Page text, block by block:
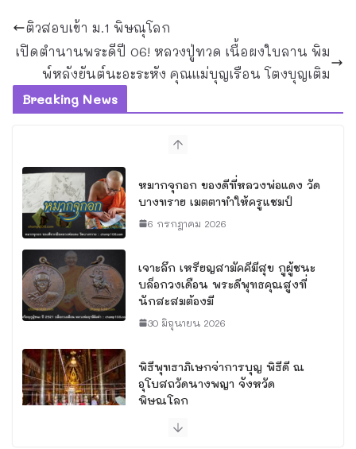
ติวสอบเข้า ม.1 พิษณุโลก
เปิดตำนานพระดีปี 06! หลวงปู่ทวด เนื้อผงใบลาน พิม
พ์หลังยันต์นะอะระหัง คุณแม่บุญเรือน โตงบุญเติม
Breaking News
หมากจุกอก ของดีที่หลวงพ่อแดง วัด
บางทราย เมตตาทำให้ครูแชมป์
6 กรกฎาคม 2026
เจาะลึก เหรียญสามัคคีมีสุข กูผู้ชนะ
บล็อกวงเดือน พระดีพุทธคุณสูงที่
นักสะสมต้องมี
30 มิถุนายน 2026
พิธีพุทธาภิเษกจ่าการบุญ พิธีดี ณ
อุโบสถวัดนางพญา จังหวัด
พิษณุโลก
29 มิถุนายน 2026